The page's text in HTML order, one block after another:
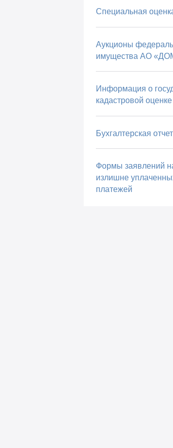
Специальная
Аукционы
имущества АО
Информация о
кадастровой
Бухгалтерская
Формы заявлений
излишне
платежей